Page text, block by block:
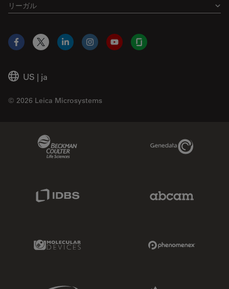
リーガル
US | ja
© 2026 Leica Microsystems
Facebook
X LinkedInInstagramYouTubeGlassdoor
Genedata Link
Molecular Devices Link